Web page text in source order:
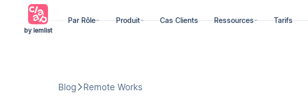
by lemlist
Par Rôle Produit Cas Clients Ressources Tarifs
Blog Remote Works